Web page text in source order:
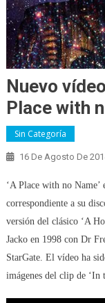
Nuevo
Place with
Sin Categoría
16 De Agosto De
‘A Place with no Name’
correspondiente a su
versión del clásico ‘A
Jacko en 1998 con Dr
StarGate. El vídeo ha
imágenes del clip de ‘In